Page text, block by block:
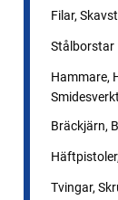
Filar,
Stålborstar
Hammare,
Bräckjärn,
Tvingar,